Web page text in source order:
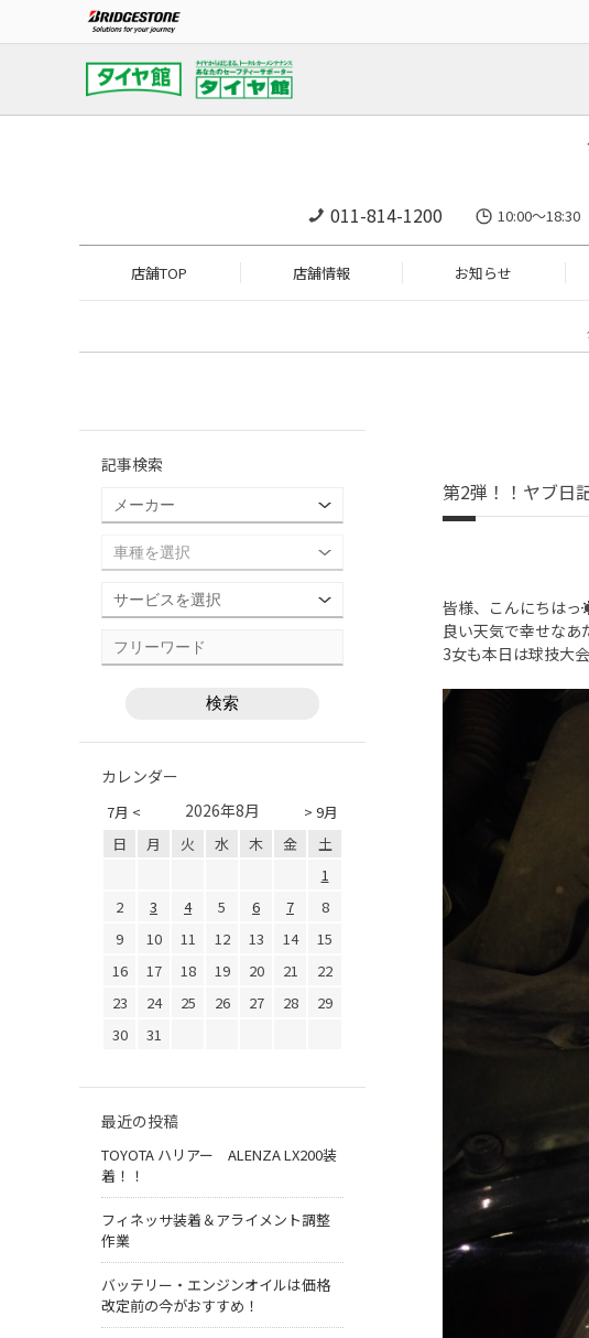
011-814-1200 10:00～18:30
店舗TOP 店舗情報 お知らせ
第2弾！！ヤブ日
皆様、こんにちは
良い天気で幸せなあ
3女も本日は球技大
記事検索
カレンダー
7月 < > 9月
2026年8月
日 月 火 水 木 金
土
1
2
3 4 5 6 7
8
9
10 11 12 13 14
15
16
17 18 19 20 21
22
23
24 25 26 27 28
29
30
31
最近の投稿
TOYOTA ハリアー ALENZA LX200装
着！！
フィネッサ装着＆アライメント調整
作業
バッテリー・エンジンオイルは価格
改定前の今がおすすめ！